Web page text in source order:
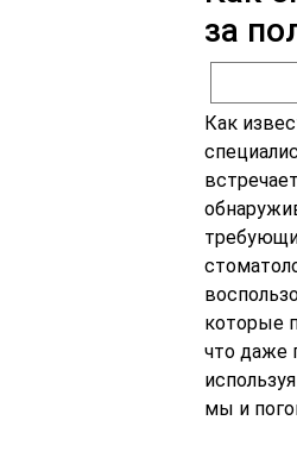
за
Как
которые
что даже
мы и